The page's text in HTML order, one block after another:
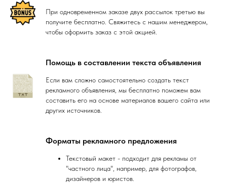
При одновременном заказе двух рассылок третью вы
получите бесплатно. Свяжитесь с нашим менеджером,
чтобы оформить заказ с этой акцией.
Помощь в составлении текста объявления
Если вам сложно самостоятельно создать текст
рекламного объявления, мы бесплатно поможем вам
составить его на основе материалов вашего сайта или
других источников.
Форматы рекламного предложения
Текстовый макет - подходит для рекламы от
"частного лица", например, для фотографов,
дизайнеров и юристов.